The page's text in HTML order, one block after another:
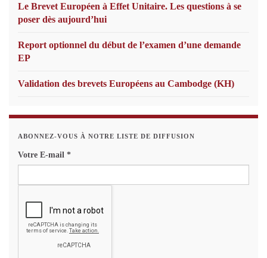
Le Brevet Européen à Effet Unitaire. Les questions à se
poser dès aujourd’hui
Report optionnel du début de l’examen d’une demande
EP
Validation des brevets Européens au Cambodge (KH)
ABONNEZ-VOUS À NOTRE LISTE DE DIFFUSION
Votre E-mail *